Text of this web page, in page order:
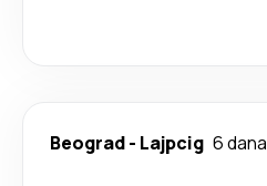
Beograd- Lajpcig 6 dana